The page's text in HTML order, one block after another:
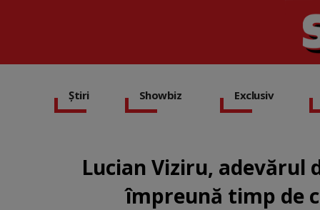
Știri Showbiz Exclusiv
Lucian Viziru, adevărul
împreună timp de